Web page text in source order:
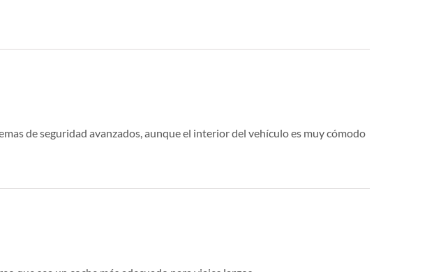
de seguridad avanzados, aunque el interior del vehículo es muy cómodo